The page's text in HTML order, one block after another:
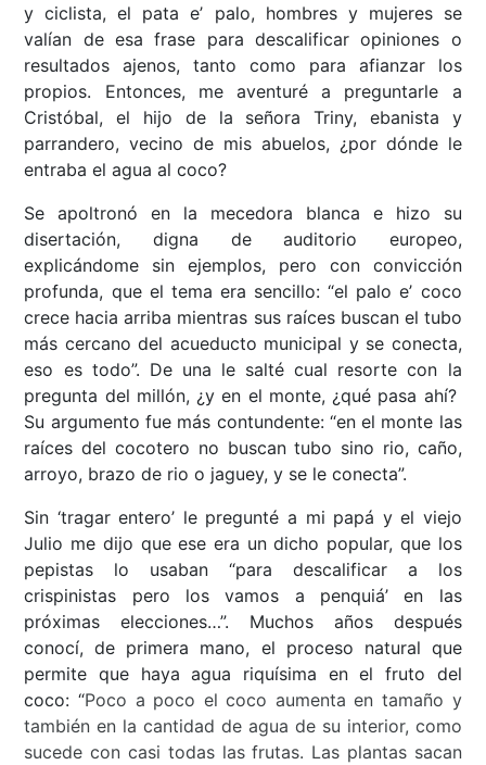
y ciclista, el pata e’ palo, hombres y mujeres se
valían de esa frase para descalificar opiniones o
resultados ajenos, tanto como para afianzar los
propios. Entonces, me aventuré a preguntarle a
Cristóbal, el hijo de la señora Triny, ebanista y
parrandero, vecino de mis abuelos, ¿por dónde le
entraba el agua al coco?
Se apoltronó en la mecedora blanca e hizo su
disertación, digna de auditorio europeo,
explicándome sin ejemplos, pero con convicción
profunda, que el tema era sencillo: “el palo e’ coco
crece hacia arriba mientras sus raíces buscan el tubo
más cercano del acueducto municipal y se conecta,
eso es todo”. De una le salté cual resorte con la
pregunta del millón, ¿y en el monte, ¿qué pasa ahí?
Su argumento fue más contundente: “en el monte las
raíces del cocotero no buscan tubo sino rio, caño,
arroyo, brazo de rio o jaguey, y se le conecta”.
Sin ‘tragar entero’ le pregunté a mi papá y el viejo
Julio me dijo que ese era un dicho popular, que los
pepistas lo usaban “para descalificar a los
crispinistas pero los vamos a penquiá’ en las
próximas elecciones…”. Muchos años después
conocí, de primera mano, el proceso natural que
permite que haya agua riquísima en el fruto del
coco: “Poco a poco elcoco aumenta en tamaño y
también en la cantidad de agua de su interior, como
sucede con casi todas las frutas. Las plantas sacan